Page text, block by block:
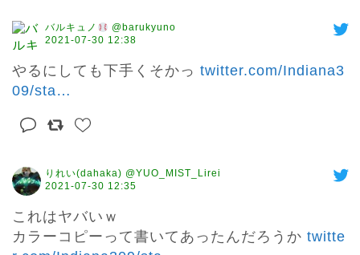
バルキュノ
@barukyuno
2021-07-30 12:38
やるにしても下手くそかっ twitter.com/Indiana3
09/sta…
りれい(dahaka) @YUO_MIST_Lirei
2021-07-30 12:35
これはヤバいｗ
カラーコピーって書いてあったんだろうか twitte